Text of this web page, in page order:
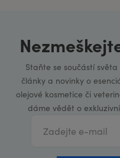
Staňte se součástí
články a novinky o
olejové kosmetice či
dáme vědět o